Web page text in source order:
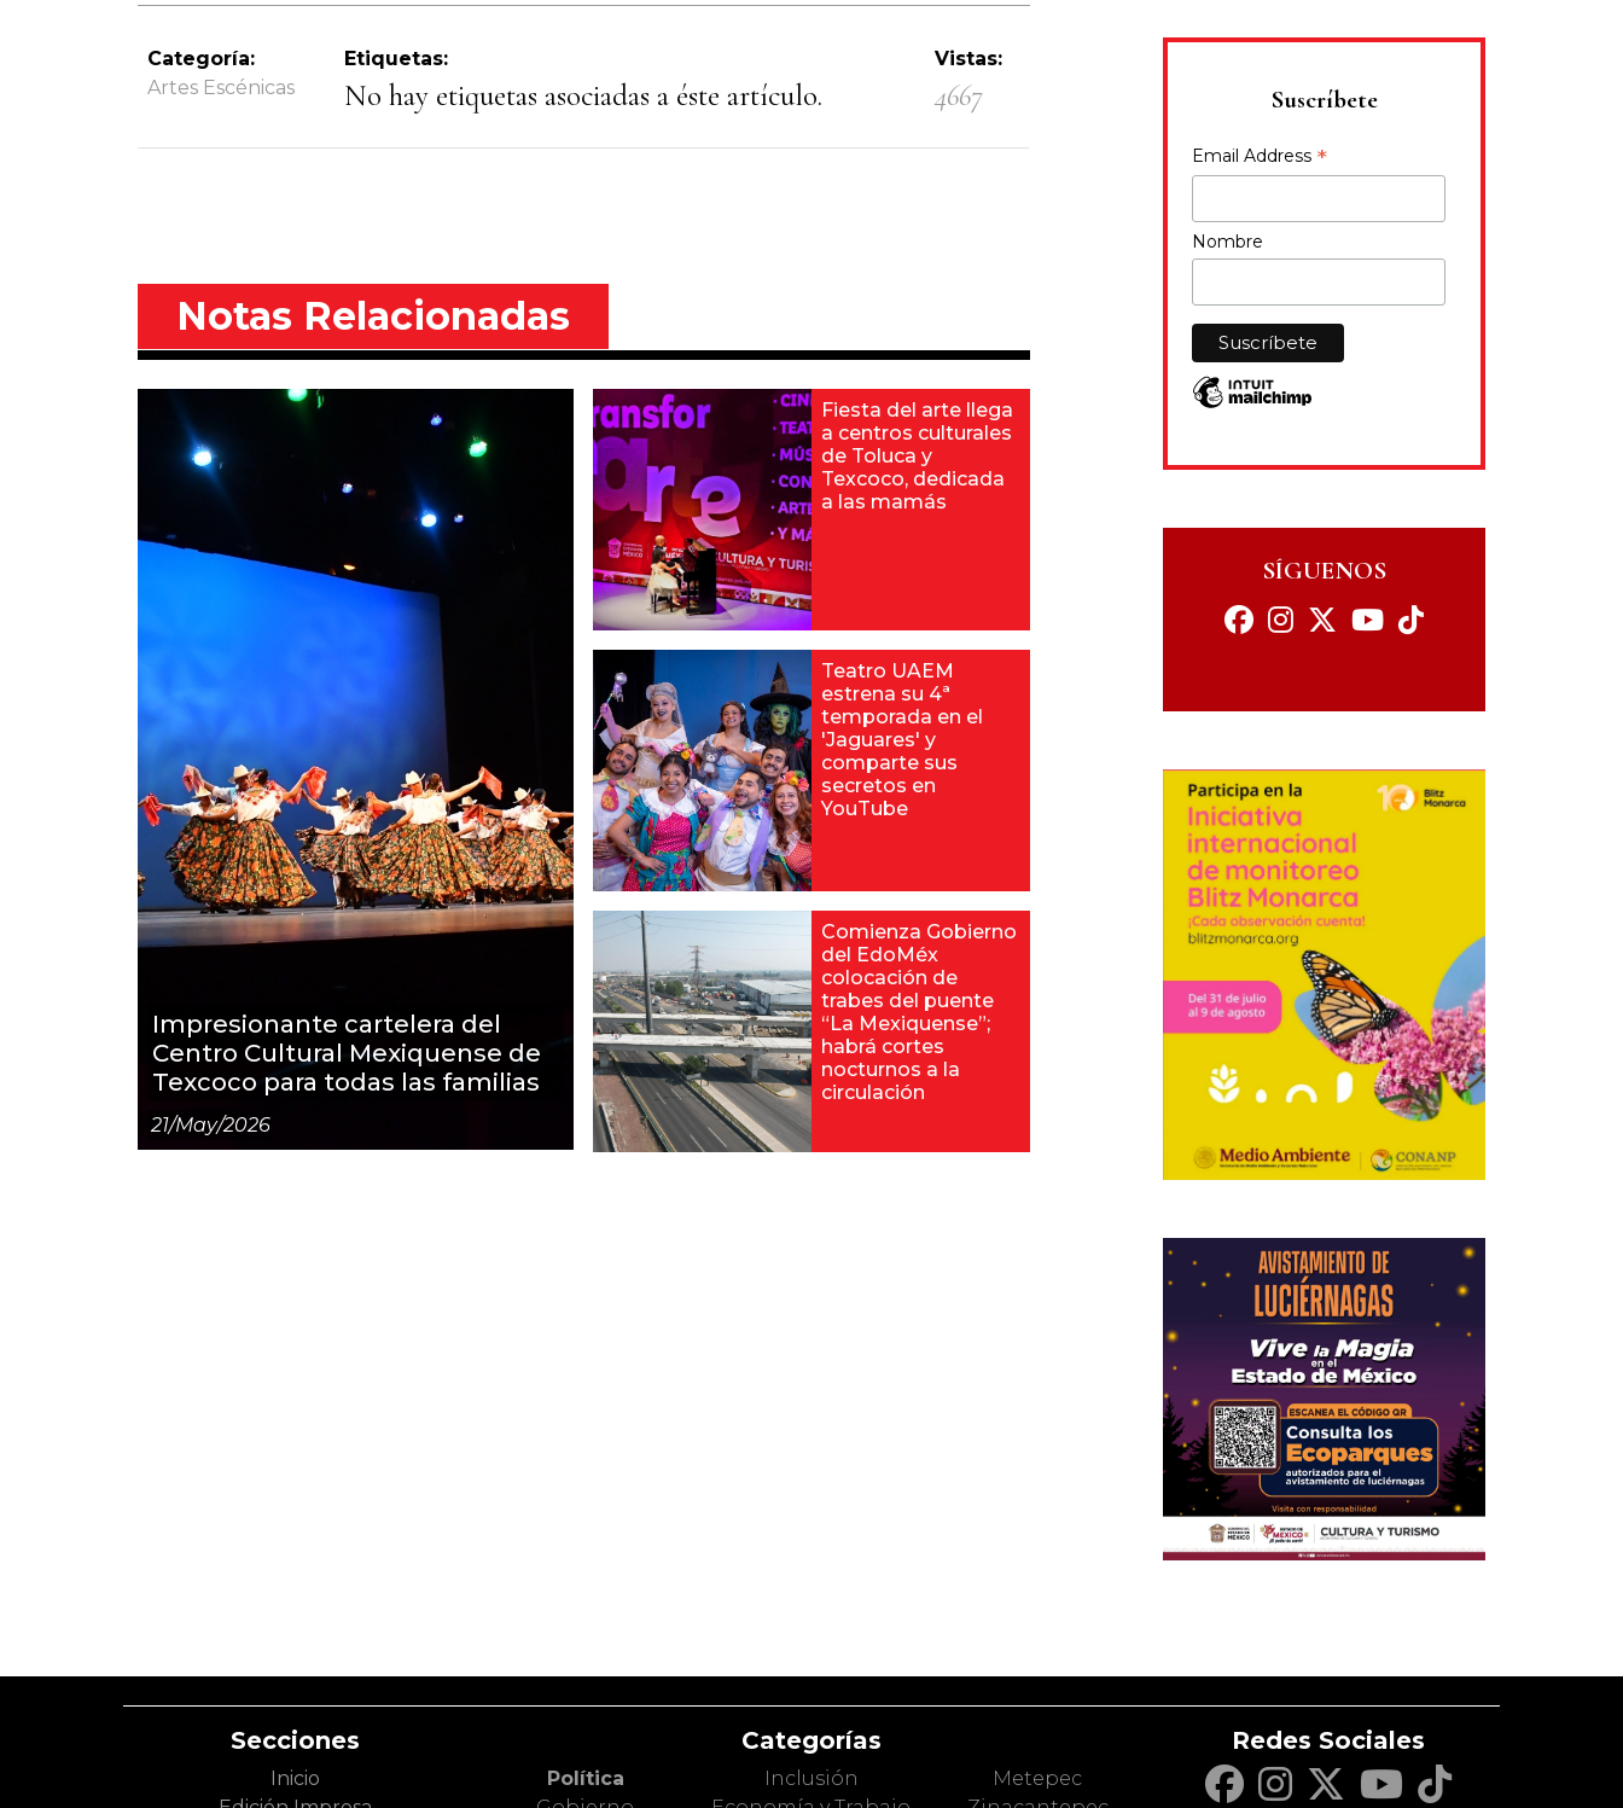
Categoría:
Artes Escénicas
Etiquetas:
No hay etiquetas asociadas a éste artículo.
Vistas:
4667
Notas Relacionadas
Impresionante cartelera del
Centro Cultural Mexiquense de
Texcoco para todas las familias
21/may/2026
Fiesta del arte llega
a centros culturales
de Toluca y
Texcoco, dedicada
a las mamás
Teatro UAEM
estrena su 4ª
temporada en el
'Jaguares' y
comparte sus
secretos en
YouTube
Comienza Gobierno
del EdoMéx
colocación de
trabes del puente
“La Mexiquense”;
habrá cortes
nocturnos a la
circulación
Suscríbete
Email Address *
Nombre
SÍGUENOS
Secciones
Inicio
Categorías
Política
Inclusión
Metepec
Redes Sociales